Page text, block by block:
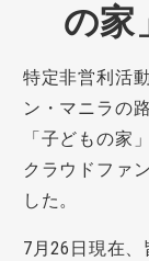
の家
特定非営利活
ン・マニラの
「子どもの家
クラウドファ
した。
7月26日現在